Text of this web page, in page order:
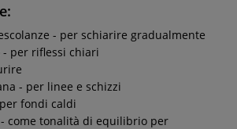
- per schiarire gradualmente
per riflessi chiari
- per linee e schizzi
fondi caldi
come tonalità di equilibrio per